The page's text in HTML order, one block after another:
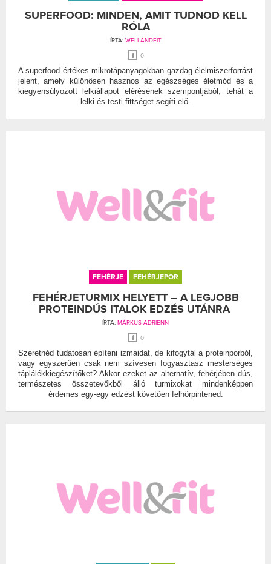
SUPERFOOD: MINDEN, AMIT TUDNOD KELL
RÓLA
ÍRTA: WELLANDFIT
0
A superfood értékes mikrotápanyagokban gazdag élelmiszerforrást
jelent, amely különösen hasznos az egészséges életmód és a
kiegyensúlyozott lelkiállapot elérésének szempontjából, tehát a
lelki és testi fittséget segíti elő.
FEHÉRJE FEHÉRJEPOR
FEHÉRJETURMIX HELYETT – A LEGJOBB
PROTEINDÚS ITALOK EDZÉS UTÁNRA
ÍRTA: MÁRKUS ADRIENN
0
Szeretnéd tudatosan építeni izmaidat, de kifogytál a proteinporból,
vagy egyszerűen csak nem szívesen fogyasztasz mesterséges
táplálékkiegészítőket? Akkor ezeket az alternatív, fehérjében dús,
természetes összetevőkből álló turmixokat mindenképpen
érdemes egy-egy edzést követően felhörpintened.